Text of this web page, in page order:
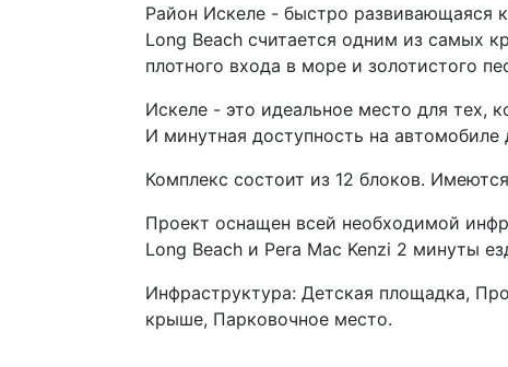
Район Искеле - быстро развивающаяся
Long Beach считается одним из самых
плотного входа в море и золотистого
Искеле - это идеальное место для тех,
И минутная доступность на автомобиле
Комплекс состоит из 12 блоков.
Проект оснащен всей необходимой
Long Beach и Pera Mac Kenzi 2 минуты
Инфраструктура: Детская площадка,
крыше, Парковочное место.